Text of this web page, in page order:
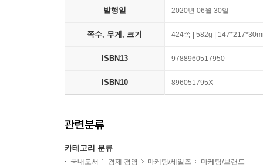
발행일 2020년 06월 30일
쪽수, 무게, 크기 424쪽 | 582g |
ISBN13 9788960517950
ISBN10 896051795X
관련분류
카테고리 분류
국내도서 경제 경영 마케팅/세일즈
마케팅/브랜드